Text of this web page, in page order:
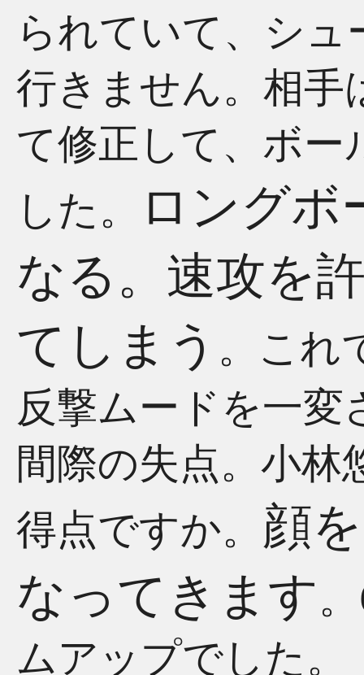
られていて、シ
行きません。相手
て修正して、ボー
した。
ロングボ
なる。速攻を
てしまう 。これ
反撃ムードを一変
間際の失点。小林
得点ですか。 顔
なってきます
ムアップでした。